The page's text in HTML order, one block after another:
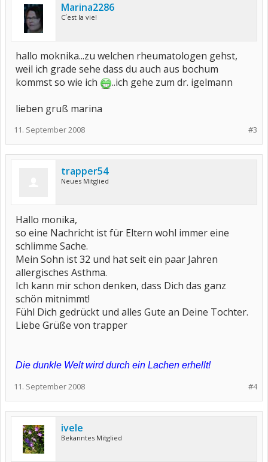
Marina2286
C´est la vie!
hallo moknika...zu welchen rheumatologen gehst,
weil ich grade sehe dass du auch aus bochum
kommst so wie ich
..ich gehe zum dr. igelmann
lieben gruß marina
#3
11. September 2008
trapper54
Neues Mitglied
Hallo monika,
so eine Nachricht ist für Eltern wohl immer eine
schlimme Sache.
Mein Sohn ist 32 und hat seit ein paar Jahren
allergisches Asthma.
Ich kann mir schon denken, dass Dich das ganz
schön mitnimmt!
Fühl Dich gedrückt und alles Gute an Deine Tochter.
Liebe Grüße von trapper
Die dunkle Welt wird durch ein Lachen erhellt!
#4
11. September 2008
ivele
Bekanntes Mitglied